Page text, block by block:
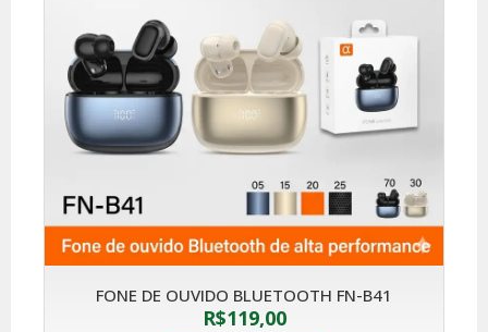
FONE DE OUVIDO BLUETOOTH FN-B41
R$119,00